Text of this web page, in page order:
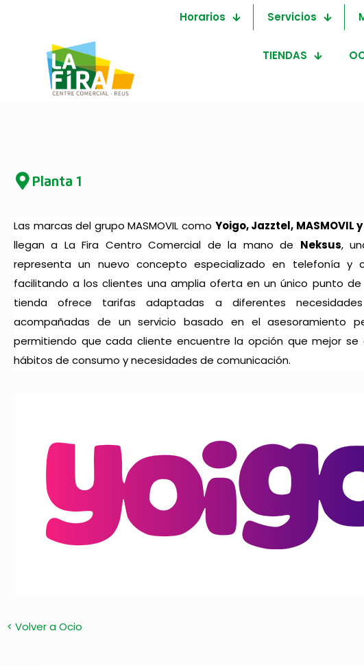
Horarios Servicios
TIENDAS
Planta 1
Las marcas del grupo MASMOVIL como Yoigo, Jazztel, MASMOVIL
llegan a La Fira Centro Comercial de la mano de Neksus,
representa un nuevo concepto especializado en telefonía y
facilitando a los clientes una amplia oferta en un único punto de
tienda ofrece tarifas adaptadas a diferentes
acompañadas de un servicio basado en el asesoramiento
permitiendo que cada cliente encuentre la opción que mejor se
hábitos de consumo y necesidades de comunicación.
< Volver a Ocio